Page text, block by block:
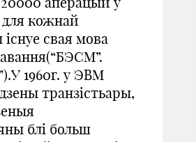
для кожнай
свая мова
1960г. у ЭВМ
транзістьары,
блі больш